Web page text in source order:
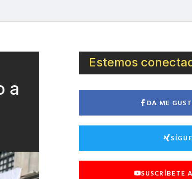
a
Estemos
DA ME
SUSCRÍBETE